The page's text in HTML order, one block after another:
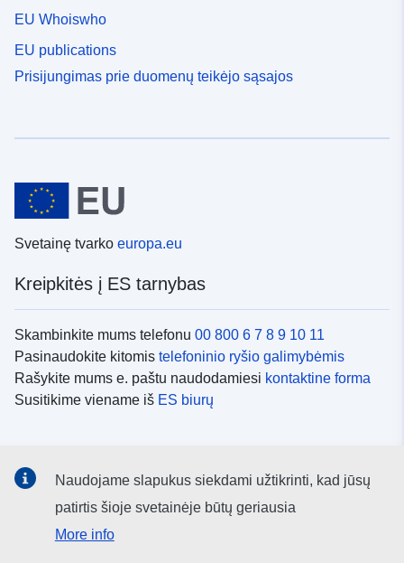
EU Whoiswho
EU publications
Prisijungimas prie duomenų teikėjo sąsajos
Svetainę tvarko europa.eu
Kreipkitės į ES tarnybas
Skambinkite mums telefonu 00 800 6 7 8 9 10 11
Pasinaudokite kitomis telefoninio ryšio galimybėmis
Rašykite mums e. paštu naudodamiesi kontaktine forma
Susitikime viename iš ES biurų
socialinių tinklų kanalai
Naudojame slapukus siekdami užtikrinti, kad jūsų
patirtis šioje svetainėje būtų geriausia
More info